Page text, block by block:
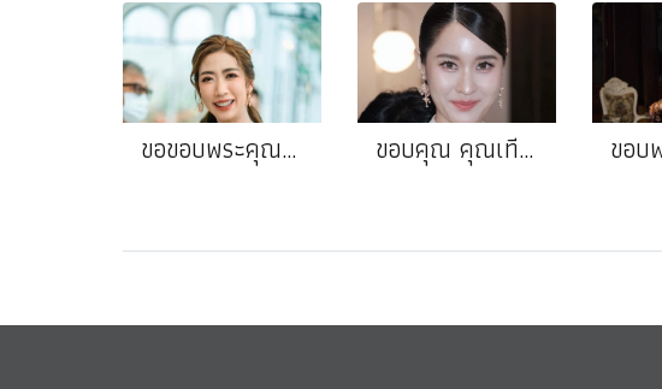
ขอขอบพระคุณ คุณอีฟ❤️คุณจุ้ย ขอบคุณ คุณเทียนเทียน